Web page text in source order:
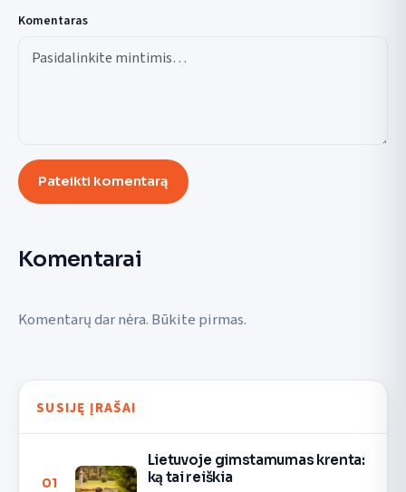
Komentaras
Pateikti komentarą
Komentarai
Komentarų dar nėra. Būkite pirmas.
SUSIJĘ ĮRAŠAI
01
Lietuvoje gimstamumas krenta:
ką tai reiškia